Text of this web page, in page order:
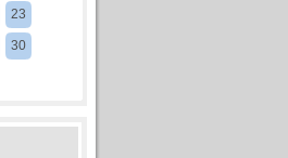
23
30